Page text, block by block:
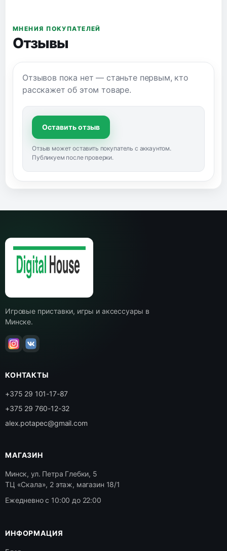
МНЕНИЯ ПОКУПАТЕЛЕЙ
Отзывы
Отзывов пока нет — станьте первым, кто
расскажет об этом товаре.
Оставить отзыв
Отзыв может оставить покупатель с аккаунтом.
Публикуем после проверки.
Игровые приставки, игры и аксессуары в
Минске.
КОНТАКТЫ
+375 29 101-17-87
+375 29 760-12-32
alex.potapec@gmail.com
МАГАЗИН
Минск, ул. Петра Глебки, 5
ТЦ «Скала», 2 этаж, магазин 18/1
Ежедневно с 10:00 до 22:00
ИНФОРМАЦИЯ